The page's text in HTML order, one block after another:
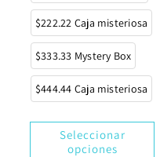
$222.22 Caja misteriosa
$333.33 Mystery Box
$444.44 Caja misteriosa
Seleccionar
opciones